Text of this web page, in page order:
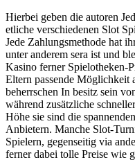
Hierbei geben die autoren
etliche verschiedenen Slot
Jede Zahlungsmethode hat
unter anderem sera ist und
Kasino ferner Spielotheken-
Eltern passende Möglichkeit
beherrschen In besitz sein
während zusätzliche
Höhe sie sind die
Anbietern. Manche Slot-
Spielern, gegenseitig via
ferner dabei tolle Preise wie